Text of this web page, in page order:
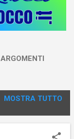
ARGOMENTI
MOSTRA TUTTO